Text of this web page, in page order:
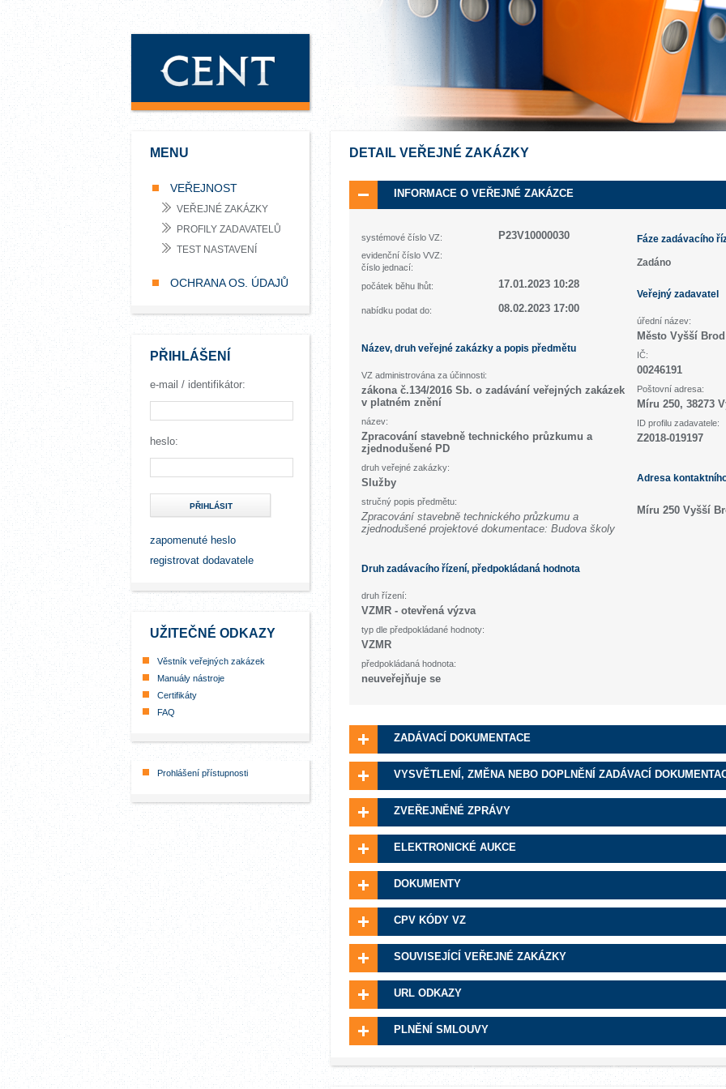
MENU
VEŘEJNOST
VEŘEJNÉ ZAKÁZKY
PROFILY ZADAVATELŮ
TEST NASTAVENÍ
OCHRANA OS. ÚDAJŮ
PŘIHLÁŠENÍ
e-mail / identifikátor:
heslo:
PŘIHLÁSIT
zapomenuté heslo
registrovat dodavatele
UŽITEČNÉ ODKAZY
Věstník veřejných zakázek
Manuály nástroje
Certifikáty
FAQ
Prohlášení přístupnosti
DETAIL VEŘEJNÉ ZAKÁZKY
INFORMACE O VEŘEJNÉ ZAKÁZCE
systémové číslo VZ: P23V10000030
evidenční číslo VVZ:
číslo jednací:
počátek běhu lhůt:
17.01.2023 10:28
nabídku podat do: 08.02.2023 17:00
Název, druh veřejné zakázky a popis předmětu
VZ administrována za účinnosti:
zákona č.134/2016 Sb. o zadávání veřejných zakázek
v platném znění
název:
Zpracování stavebně technického průzkumu a
zjednodušené PD
druh veřejné zakázky:
Služby
stručný popis předmětu:
Zpracování stavebně technického průzkumu a
zjednodušené projektové dokumentace: Budova školy
Druh zadávacího řízení, předpokládaná hodnota
druh řízení:
VZMR - otevřená výzva
typ dle předpokládané hodnoty:
VZMR
předpokládaná hodnota:
neuveřejňuje se
Fáze zadávacího
Zadáno
Veřejný zadavatel
úřední název:
Město Vyšší Brod
IČ:
00246191
Poštovní adresa:
Míru 250, 38273
ID profilu zadavatele:
Z2018-019197
Adresa
Míru 250 Vyšší
ZADÁVACÍ DOKUMENTACE
VYSVĚTLENÍ, ZMĚNA NEBO DOPLNĚNÍ ZADÁVACÍ
ZVEŘEJNĚNÉ ZPRÁVY
ELEKTRONICKÉ AUKCE
DOKUMENTY
CPV KÓDY VZ
SOUVISEJÍCÍ VEŘEJNÉ ZAKÁZKY
URL ODKAZY
PLNĚNÍ SMLOUVY